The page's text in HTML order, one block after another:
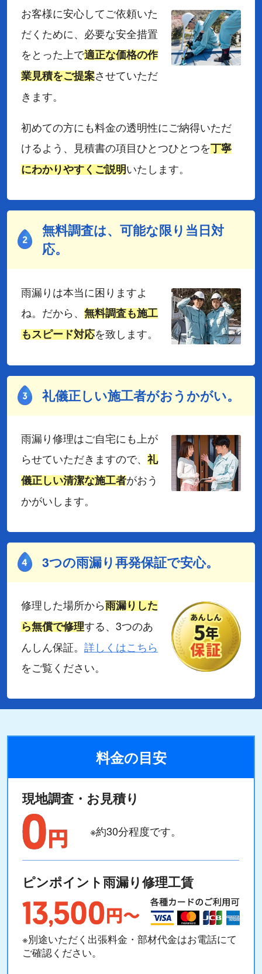
お客様に安心してご依頼いた
だくために、必要な安全措置
をとった上で適正な価格の作
業見積をご提案させていただ
きます。
初めての方にも料金の透明性にご納得いただ
けるよう、見積書の項目ひとつひとつを丁寧
にわかりやすくご説明いたします。
無料調査は、可能な限り当日対
応。
雨漏りは本当に困りますよ
ね。だから、 無料調査も施工
もスピード対応を致します。
礼儀正しい施工者がおうかがい。
雨漏り修理はご自宅にも上が
らせていただきますので、 礼
儀正しい清潔な施工者がおう
かがいします。
3つの雨漏り再発保証で安心。
修理した場所から雨漏りした
ら無償で修理する、3つのあ
んしん保証。 詳しくはこちら
をご覧ください。
料金の目安
現地調査・お見積り
※約30分程度です。
ピンポイント雨漏り修理工賃
※別途いただく出張料金・部材代金はお電話にて
ご確認ください。